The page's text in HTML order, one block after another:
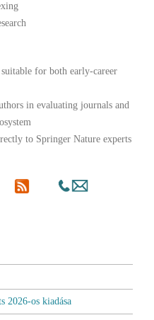
for both early‑career
in evaluating journals and
to Springer Nature experts
2026-os kiadása